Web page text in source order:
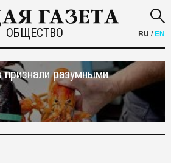
ОБЩЕСТВО RU /EN
разумными